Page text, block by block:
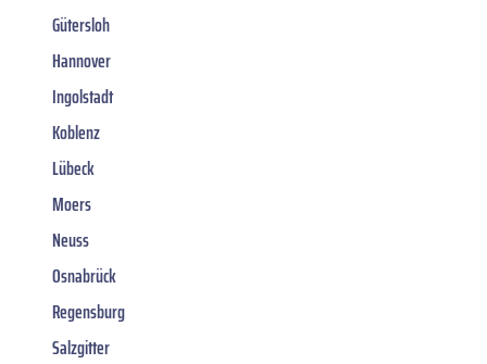
Gütersloh
Hannover
Ingolstadt
Koblenz
Lübeck
Moers
Neuss
Osnabrück
Regensburg
Salzgitter